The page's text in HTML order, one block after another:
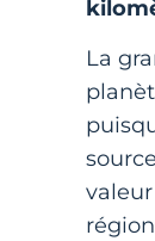
La